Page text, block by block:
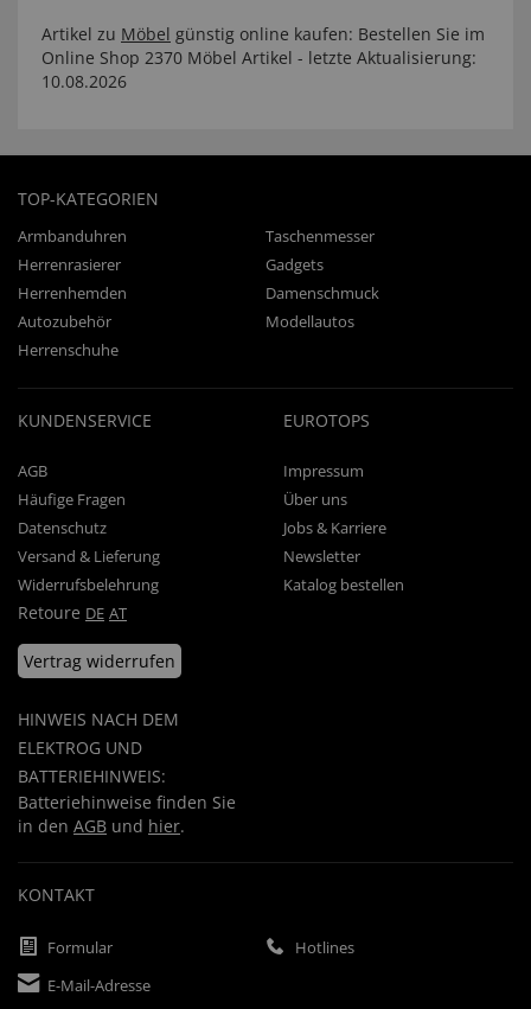
Artikel zu Möbel günstig online kaufen: Bestellen Sie im
Online Shop 2370 Möbel Artikel - letzte Aktualisierung:
10.08.2026
TOP-KATEGORIEN
Armbanduhren
Taschenmesser
Herrenrasierer
Gadgets
Herrenhemden
Damenschmuck
Autozubehör
Modellautos
Herrenschuhe
KUNDENSERVICE
AGB
Häufige Fragen
Datenschutz
Versand & Lieferung
Widerrufsbelehrung
Retoure DE AT
Vertrag widerrufen
HINWEIS NACH DEM
ELEKTROG UND
BATTERIEHINWEIS:
Batteriehinweise finden Sie
in den AGB und hier.
EUROTOPS
Impressum
Über uns
Jobs & Karriere
Newsletter
Katalog bestellen
KONTAKT
Formular
Hotlines
E-Mail-Adresse